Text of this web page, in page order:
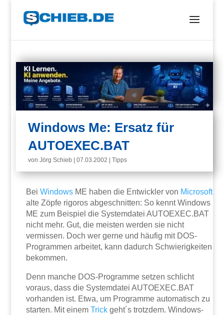
Windows Me: Ersatz für
AUTOEXEC.BAT
vonJörg Schieb |07.03.2002 |Tipps
BeiWindows ME haben die Entwickler von Microsoft
alte Zöpfe rigoros abgeschnitten: So kennt Windows
ME zum Beispiel die Systemdatei AUTOEXEC.BAT
nicht mehr. Gut, die meisten werden sie nicht
vermissen. Doch wer gerne und häufig mit DOS-
Programmen arbeitet, kann dadurch Schwierigkeiten
bekommen.
Denn manche DOS-Programme setzen schlicht
voraus, dass die Systemdatei AUTOEXEC.BAT
vorhanden ist. Etwa, um Programme automatisch zu
starten. Mit einemTrick geht´s trotzdem. Windows-